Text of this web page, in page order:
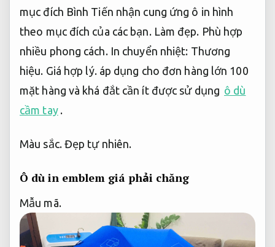
mục đích Bình Tiến nhận cung ứng ô in hình
theo mục đích của các bạn. Làm đẹp. Phù hợp
nhiều phong cách. In chuyển nhiệt: Thương
hiệu. Giá hợp lý. áp dụng cho đơn hàng lớn 100
mặt hàng và khá đắt cần ít được sử dụng ô dù
cầm tay .
Màu sắc. Đẹp tự nhiên.
Ô dù in emblem giá phải chăng
Mẫu mã.